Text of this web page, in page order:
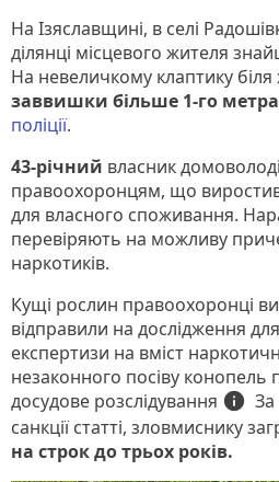
На Ізяславщині, в селі
ділянці місцевого жителя
На невеличкому клаптику біля
заввишки більше 1-го метра
поліції.
43-річний власник
правоохоронцям, що
для власного споживання.
перевіряють на можливу
наркотиків.
Кущі рослин правоохоронці
відправили на дослідження
експертизи на вміст
незаконного посіву конопель
досудове розслідування info За
санкції статті, зловмиснику
на строк до трьох років.